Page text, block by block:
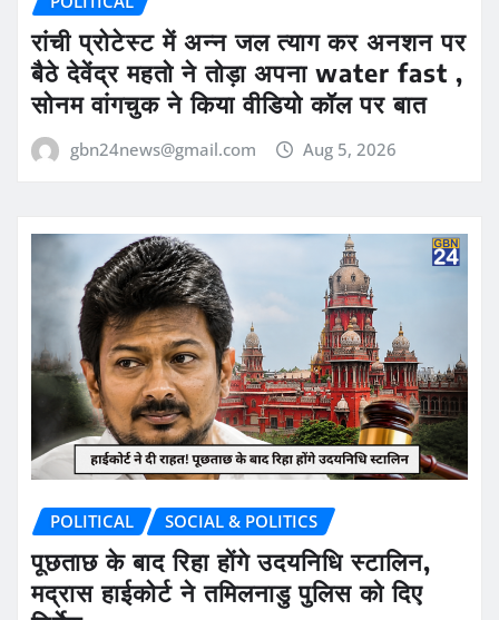
रांची प्रोटेस्ट में अन्न जल त्याग कर अनशन पर
बैठे देवेंद्र महतो ने तोड़ा अपना water fast ,
सोनम वांगचुक ने किया वीडियो कॉल पर बात
gbn24news@gmail.com Aug 5, 2026
POLITICAL SOCIAL & POLITICS
पूछताछ के बाद रिहा होंगे उदयनिधि स्टालिन,
मद्रास हाईकोर्ट ने तमिलनाडु पुलिस को दिए